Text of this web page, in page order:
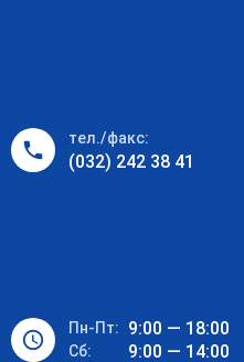
тел./факс:
(032) 242 38 41
Пн-Пт: 9:00 — 18:00
Cб: 9:00 — 14:00